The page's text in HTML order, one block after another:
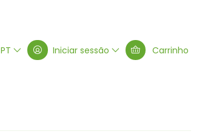
PT Iniciar sessão Carrinho